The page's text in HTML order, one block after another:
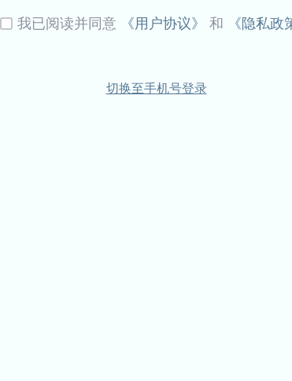
我已阅读并同意 《用户协议》 和 《隐私政
切换至手机号登录